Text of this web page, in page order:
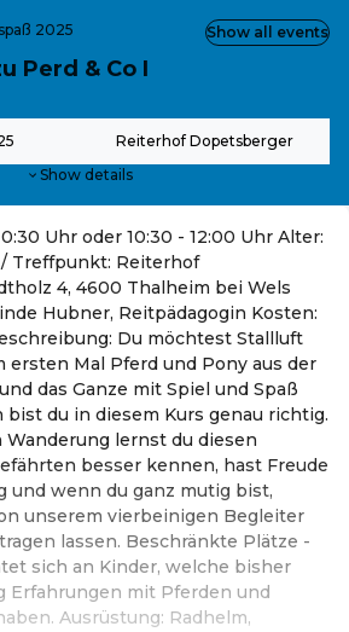
2025
Perd & Co I
Reiterhof Dopetsberger
Show details
Show all events
Uhr oder 10:30 - 12:00 Uhr Alter:
Treffpunkt: Reiterhof
4, 4600 Thalheim bei Wels
Hubner, Reitpädagogin Kosten:
Du möchtest Stallluft
ersten Mal Pferd und Pony aus der
das Ganze mit Spiel und Spaß
bist du in diesem Kurs genau richtig.
lernst du diesen
besser kennen, hast Freude
und wenn du ganz mutig bist,
unserem vierbeinigen Begleiter
lassen. Beschränkte Plätze -
sich an Kinder, welche bisher
Erfahrungen mit Pferden und
Ausrüstung: Radhelm,